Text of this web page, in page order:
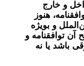
و خارج
هنوز
و بویژه
آن توافقنامه و
باشد یا نه